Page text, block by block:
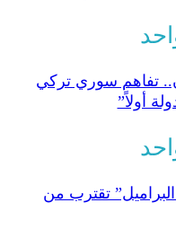
تفاهم سوري تركي
أولاً”
تقترب من